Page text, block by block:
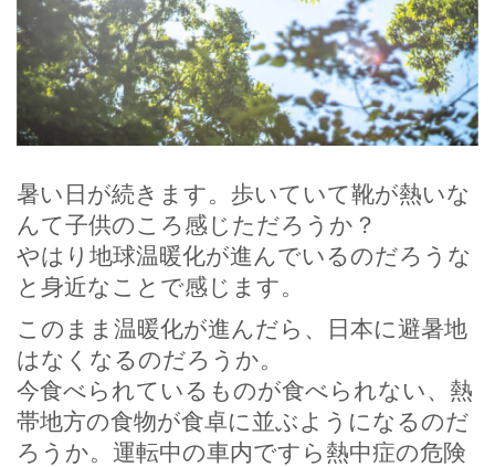
暑い日が続きます。歩いていて靴が熱いな
んて子供のころ感じただろうか？
やはり地球温暖化が進んでいるのだろうな
と身近なことで感じます。
このまま温暖化が進んだら、日本に避暑地
はなくなるのだろうか。
今食べられているものが食べられない、熱
帯地方の食物が食卓に並ぶようになるのだ
ろうか。運転中の車内ですら熱中症の危険